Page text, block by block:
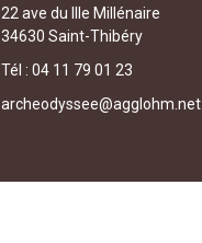
22 ave du IIIe Millénaire
34630 Saint-Thibéry
Tél : 04 11 79 01 23
archeodyssee@agglohm.net